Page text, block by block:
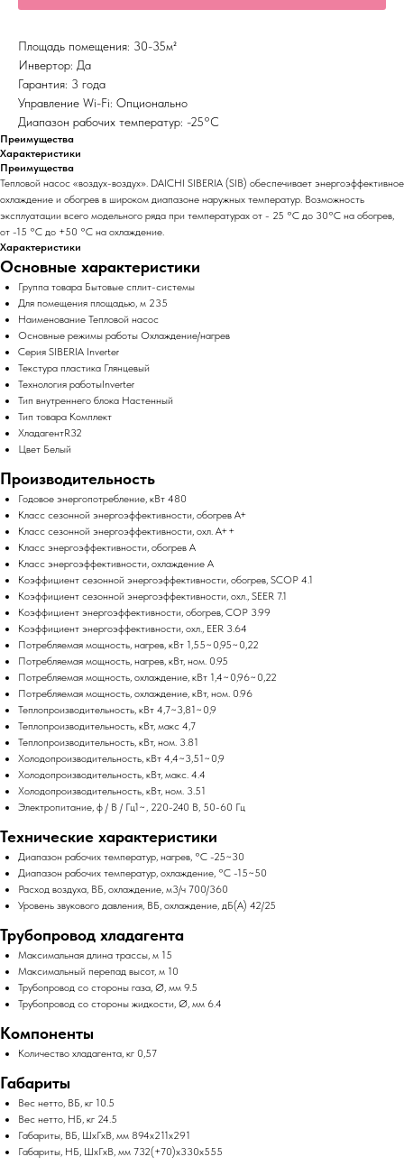
Площадь помещения: 30-35м²
Инвертор: Да
Гарантия: 3 года
Управление Wi-Fi: Опционально
Диапазон рабочих температур: -25°С
Преимущества
Характеристики
Преимущества
Тепловой насос «воздух-воздух». DAICHI SIBERIA (SIB) обеспечивает энергоэффективное
охлаждение и обогрев в широком диапазоне наружных температур. Возможность
эксплуатации всего модельного ряда при температурах от - 25 °С до 30°С на обогрев,
от -15 °С до +50 °С на охлаждение.
Характеристики
Основные характеристики
Группа товара Бытовые сплит-системы
Для помещения площадью, м 235
Наименование Тепловой насос
Основные режимы работы Охлаждение/нагрев
Серия SIBERIA Inverter
Текстура пластика Глянцевый
Технология работыInverter
Тип внутреннего блока Настенный
Тип товара Комплект
ХладагентR32
Цвет Белый
Производительность
Годовое энергопотребление, кВт 480
Класс сезонной энергоэффективности, обогрев A+
Класс сезонной энергоэффективности, охл. A++
Класс энергоэффективности, обогрев A
Класс энергоэффективности, охлаждение A
Коэффициент сезонной энергоэффективности, обогрев, SCOP 4.1
Коэффициент сезонной энергоэффективности, охл., SEER 7.1
Коэффициент энергоэффективности, обогрев, COP 3.99
Коэффициент энергоэффективности, охл., EER 3.64
Потребляемая мощность, нагрев, кВт 1,55~0,95~0,22
Потребляемая мощность, нагрев, кВт, ном. 0.95
Потребляемая мощность, охлаждение, кВт 1,4~0,96~0,22
Потребляемая мощность, охлаждение, кВт, ном. 0.96
Теплопроизводительность, кВт 4,7~3,81~0,9
Теплопроизводительность, кВт, макс 4,7
Теплопроизводительность, кВт, ном. 3.81
Холодопроизводительность, кВт 4,4~3,51~0,9
Холодопроизводительность, кВт, макс. 4.4
Холодопроизводительность, кВт, ном. 3.51
Электропитание, ф / В / Гц1~, 220-240 В, 50-60 Гц
Технические характеристики
Диапазон рабочих температур, нагрев, °C -25~30
Диапазон рабочих температур, охлаждение, °C -15~50
Расход воздуха, ВБ, охлаждение, м3/ч 700/360
Уровень звукового давления, ВБ, охлаждение, дБ(А) 42/25
Трубопровод хладагента
Максимальная длина трассы, м 15
Максимальный перепад высот, м 10
Трубопровод со стороны газа, Ø, мм 9.5
Трубопровод со стороны жидкости, Ø, мм 6.4
Компоненты
Количество хладагента, кг 0,57
Габариты
Вес нетто, ВБ, кг 10.5
Вес нетто, НБ, кг 24.5
Габариты, ВБ, ШхГхВ, мм 894x211x291
Габариты, НБ, ШхГхВ, мм 732(+70)x330x555